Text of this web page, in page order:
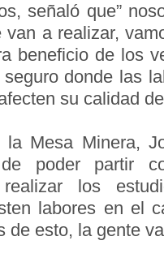
señaló que”
a realizar,
beneficio de los
donde las
su calidad
la Mesa Minera,
de poder partir
los
labores en el
de esto, la gente